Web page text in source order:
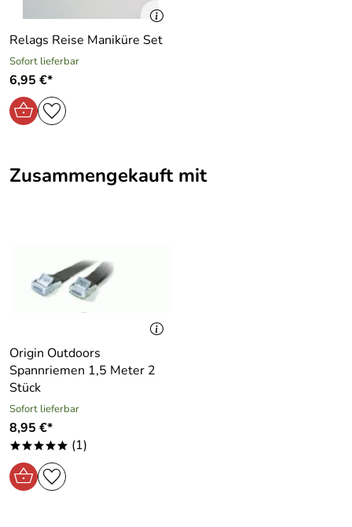
Relags Reise Maniküre Set
Sofort lieferbar
6,95 €*
Zusammengekauft mit
Origin Outdoors
Spannriemen 1,5 Meter 2
Stück
Sofort lieferbar
8,95 €*
***** (1)